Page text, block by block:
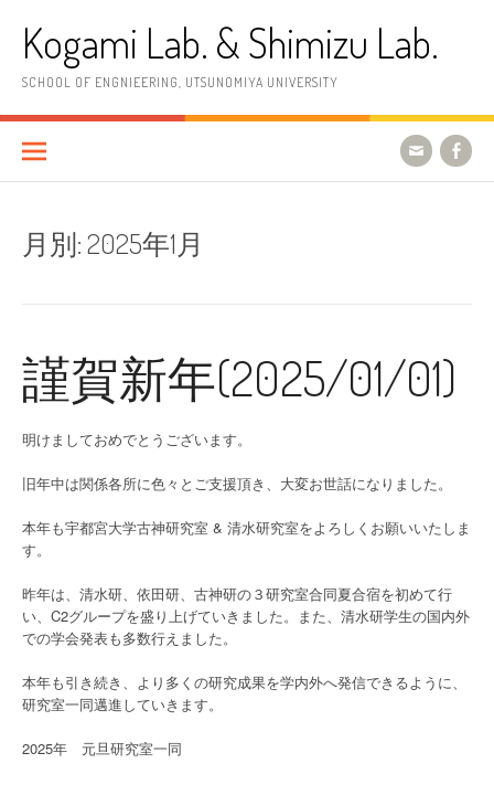
へ
ッ
Kogami Lab. & Shimizu Lab.
SCHOOL OF ENGNIEERING, UTSUNOMIYA UNIVERSITY
月別:2025年1月
謹賀新年(2025/01/01)
明けましておめでとうございます。
旧年中は関係各所に色々とご支援頂き、大変お世話になりました。
本年も宇都宮大学古神研究室 & 清水研究室をよろしくお願いいたしま
す。
昨年は、清水研、依田研、古神研の３研究室合同夏合宿を初めて行
い、C2グループを盛り上げていきました。また、清水研学生の国内外
での学会発表も多数行えました。
本年も引き続き、より多くの研究成果を学内外へ発信できるように、
研究室一同邁進していきます。
2025年 元旦研究室一同